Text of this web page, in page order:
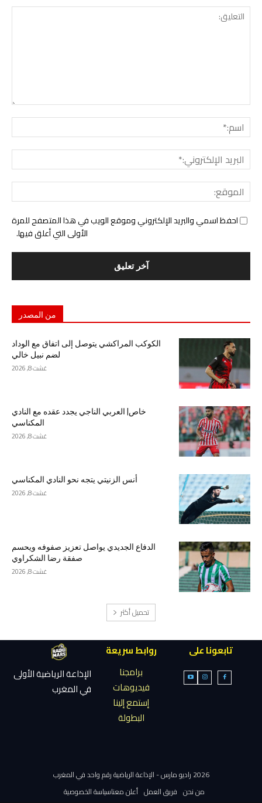
احفظ اسمي والبريد الإلكتروني وموقع الويب في هذا المتصفح للمرة
الأولى التي أعلق فيها.
من المصدر
الكوكب المراكشي يتوصل إلى اتفاق مع الوداد
لضم نبيل خالي
غشت 8, 2026
خاص| العربي الناجي يجدد عقده مع النادي
المكناسي
غشت 8, 2026
أنس الزنيتي يتجه نحو النادي المكناسي
غشت 8, 2026
الدفاع الجديدي يواصل تعزيز صفوفه ويحسم
صفقة رضا الشكراوي
غشت 8, 2026
تحميل أكثر
تابعونا على
روابط سريعة
برامجنا
فيديوهات
إستمع إلينا
البطولة
الإذاعة الرياضية الأولى
في المغرب
2026 راديو مارس - الإذاعة الرياضية رقم واحد في المغرب
من نحن فريق العمل أعلن معناسياسة الخصوصية